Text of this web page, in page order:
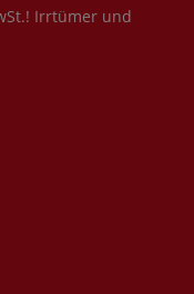
Irrtümer und